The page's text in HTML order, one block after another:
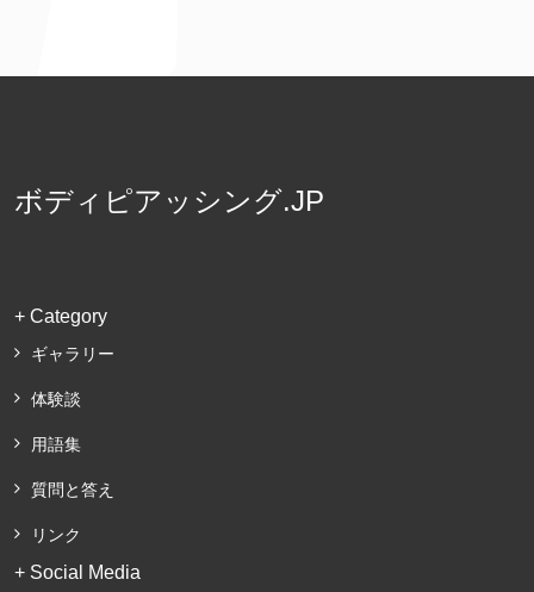
ボディピアッシング.JP
+ Category
ギャラリー
体験談
用語集
質問と答え
リンク
+ Social Media